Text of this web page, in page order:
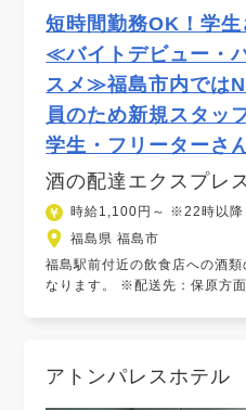
短時間勤務OK！学生
≪バイトデビュー・
スメ≫福島市内では
員のため新規スタッ
学生・フリーターさ
酒の配達エクスプレ
時給1,100円～ ※22時以
福島県 福島市
福島駅前付近の飲食店への酒
なります。 ※配送先：保原方面
アトンパレスホテル